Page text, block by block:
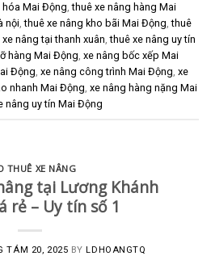
hóa Mai Động,thuê xe nâng hàng Mai
nội,thuê xe nâng kho bãi Mai Động,thuê
xe nâng tại thanh xuân,thuê xe nâng uy tín
hàng Mai Động, xe nâng bốc xếp Mai
Động, xe nâng công trình Mai Động, xe
nhanh Mai Động, xe nâng hàng nặng Mai
nâng uy tín Mai Động
THUÊ XE NÂNG
tại Lương Khánh
rẻ – Uy tín số 1
TÁM 20, 2025 BYLDHOANGTQ